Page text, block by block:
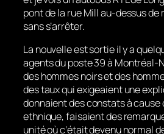
pont de la rue Mill au-dessus de
sans s’arrêter.
La nouvelle est sortie il y a
agents du poste 39 à
des hommes noirs et des
des taux qui exigeaient une
donnaient des constats à cause
ethnique, faisaient des
unité où c’était devenu normal